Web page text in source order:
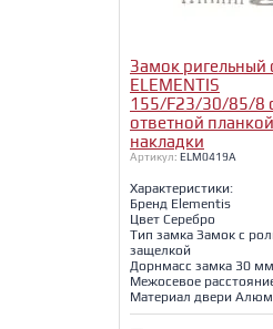
Замок ригельный
ELEMENTIS
155/F23/30/85/8
ответной
накладки
Артикул: ELM0419A
Характеристики:
Бренд Elementis
Цвет Серебро
Тип замка Замок с
защелкой
Дорнмасс замка 30 мм
Межосевое
Материал двери